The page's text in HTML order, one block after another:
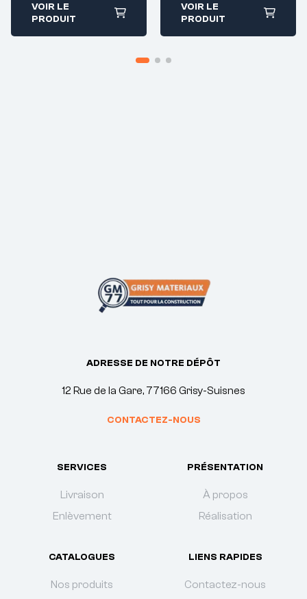
VOIR LE
PRODUIT
VOIR LE
PRODUIT
ADRESSE DE NOTRE DÉPÔT
12 Rue de la Gare, 77166 Grisy-Suisnes
CONTACTEZ-NOUS
SERVICES
Livraison
Enlèvement
PRÉSENTATION
À propos
Réalisation
CATALOGUES
Nos produits
LIENS RAPIDES
Contactez-nous